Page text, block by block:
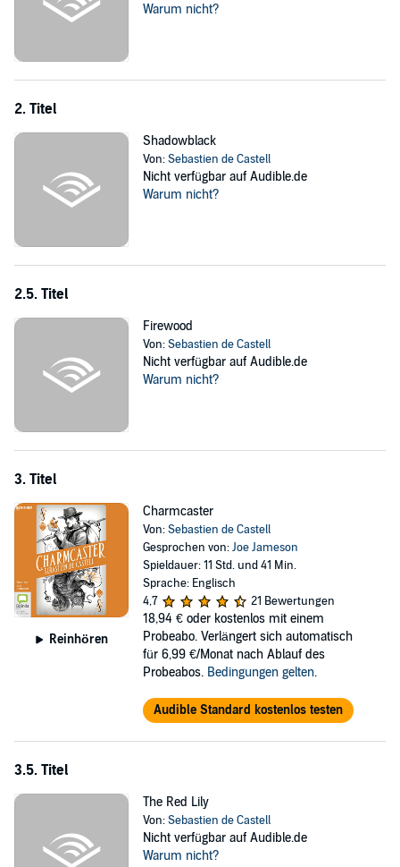
Warum nicht?
2. Titel
Shadowblack
Von:Sebastien de Castell
Nicht verfügbar auf Audible.de
Warum nicht?
2.5. Titel
Firewood
Von:Sebastien de Castell
Nicht verfügbar auf Audible.de
Warum nicht?
3. Titel
Reinhören
Charmcaster
Von:Sebastien de Castell
Gesprochen von:Joe Jameson
Spieldauer: 11 Std. und 41 Min.
Sprache: Englisch
4,7
21 Bewertungen
18,94 € oder kostenlos mit einem
Probeabo. Verlängert sich automatisch
für 6,99 €/Monat nach Ablauf des
Probeabos. Bedingungen gelten.
Audible Standard kostenlos testen
3.5. Titel
The Red Lily
Von:Sebastien de Castell
Nicht verfügbar auf Audible.de
Warum nicht?